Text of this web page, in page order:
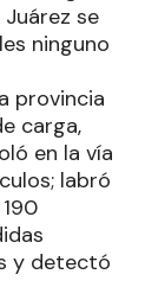
se
ninguno
provincia
carga,
en la vía
labró
y detectó